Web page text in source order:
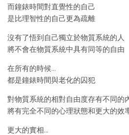
而鐘錶時間對直覺性的自己
是比理智性的自己更為疏離
沒有了悟到自己獨立於物質系統的人
將不會在物質系統中具有同等的自由
在所有的時候…
都是鐘錶時間與老化的囚犯
對物質系統的相對自由度存有不同的
將有完全不同的心理狀態和更大的效
更大的實相…